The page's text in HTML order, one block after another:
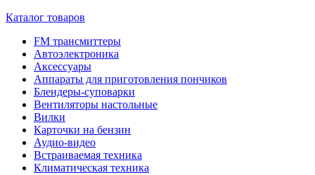
Каталог товаров
FM трансмиттеры
Автоэлектроника
Аксессуары
Аппараты для приготовления пончиков
Блендеры-суповарки
Вентиляторы настольные
Вилки
Карточки на бензин
Аудио-видео
Встраиваемая техника
Климатическая техника